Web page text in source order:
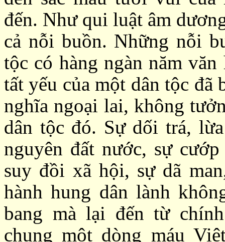
đến. Như qui luật âm
cả nỗi buồn. Những nỗi
tộc có hàng ngàn năm
tất yếu của một dân tộc
nghĩa ngoại lai, không
dân tộc đó. Sự dối trá,
nguyên đất nước, sự
suy đồi xã hội, sự dã
hành hung dân lành
bang mà lại đến từ
chung một dòng máu